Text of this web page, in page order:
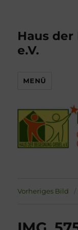
Haus
e.V.
MENÜ
Vorheriges Bild